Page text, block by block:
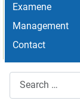
Examene
Management
Contact